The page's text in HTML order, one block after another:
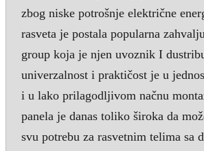
zbog niske potrošnje električne
rasveta je postala popularna
group koja je njen uvoznik I
univerzalnost i praktičost je u
i u lako prilagodljivom načnu
panela je danas toliko široka da
svu potrebu za rasvetnim telima sa